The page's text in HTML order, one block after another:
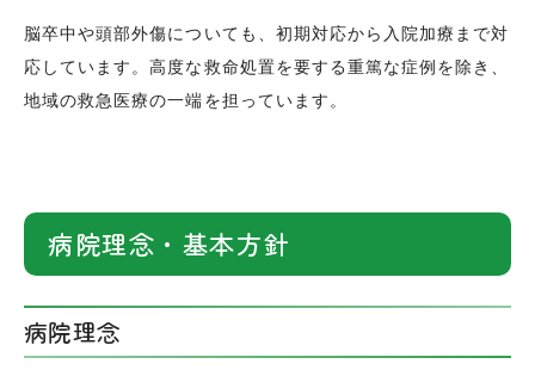
脳卒中や頭部外傷についても、初期対応から入院加療まで対
応しています。高度な救命処置を要する重篤な症例を除き、
地域の救急医療の一端を担っています。
病院理念・基本方針
病院理念